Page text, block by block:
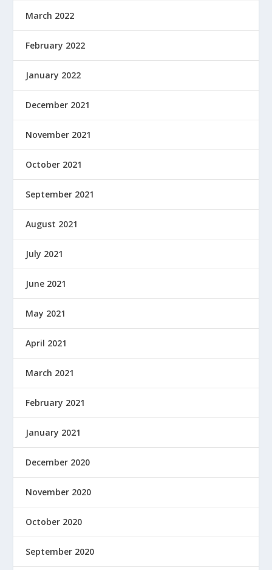
March 2022
February 2022
January 2022
December 2021
November 2021
October 2021
September 2021
August 2021
July 2021
June 2021
May 2021
April 2021
March 2021
February 2021
January 2021
December 2020
November 2020
October 2020
September 2020